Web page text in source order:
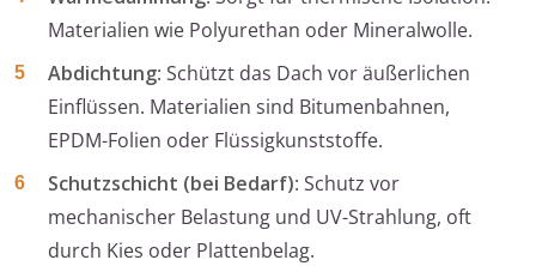
Materialien wie Polyurethan oder Mineralwolle.
Abdichtung: Schützt das Dach vor äußerlichen
Einflüssen. Materialien sind Bitumenbahnen,
EPDM-Folien oder Flüssigkunststoffe.
Schutzschicht (bei Bedarf): Schutz vor
mechanischer Belastung und UV-Strahlung, oft
durch Kies oder Plattenbelag.